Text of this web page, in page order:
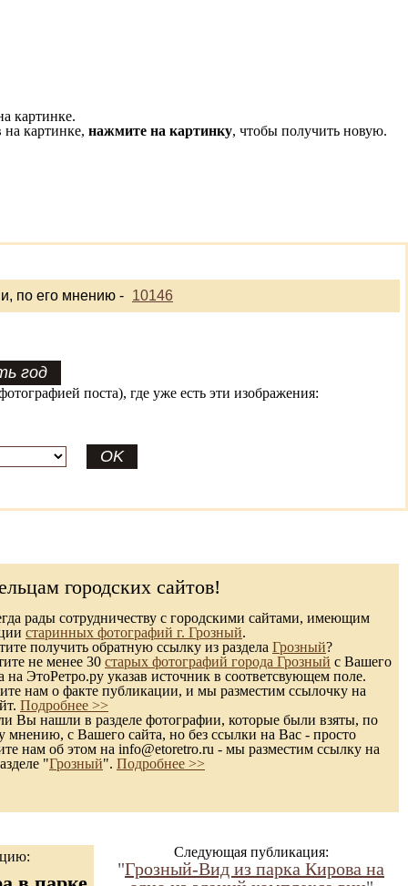
картинке.
картинке, нажмите на картинку, чтобы получить новую.
по его мнению - 10146
поста), где уже есть эти изображения:
городских сайтов!
рады сотрудничеству с городскими сайтами, имеющим
старинных фотографий г. Грозный.
получить обратную ссылку из раздела Грозный?
не менее 30 старых фотографий города Грозный с Вашего
на ЭтоРетро.ру указав источник в соответсвующем поле.
нам о факте публикации, и мы разместим ссылочку на
Подробнее >>
Вы нашли в разделе фотографии, которые были взяты, по
мнению, с Вашего сайта, но без ссылки на Вас - просто
нам об этом на info@etoretro.ru - мы разместим ссылку на
"Грозный". Подробнее >>
Следующая публикация:
"Грозный-Вид из парка Кирова на